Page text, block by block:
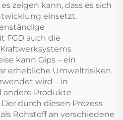
zeigen kann, dass es sich
einsetzt.
FGD auch die
kann Gips – ein
erhebliche Umweltrisiken
wird – in
andere Produkte
durch diesen Prozess
Rohstoff an verschiedene